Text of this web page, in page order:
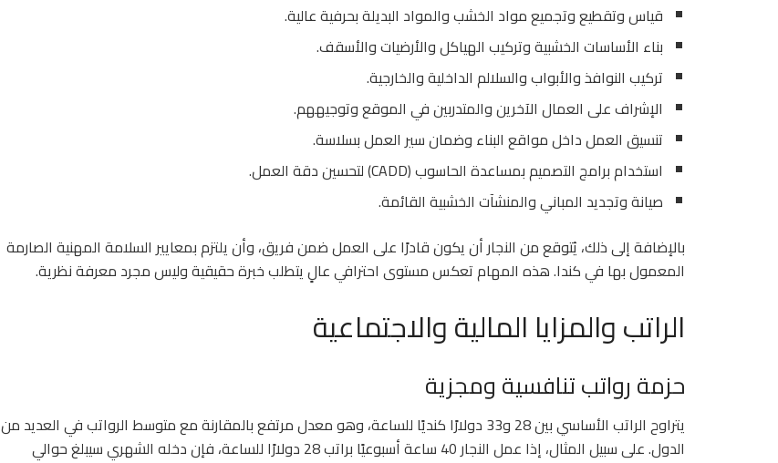
قياس وتقطيع وتجميع مواد الخشب والمواد البديلة بحرفية عالية.
بناء الأساسات الخشبية وتركيب الهياكل والأرضيات والأسقف.
تركيب النوافذ والأبواب والسلالم الداخلية والخارجية.
الإشراف على العمال الآخرين والمتدربين في الموقع وتوجيههم.
تنسيق العمل داخل مواقع البناء وضمان سير العمل بسلاسة.
استخدام برامج التصميم بمساعدة الحاسوب (CADD) لتحسين دقة العمل.
صيانة وتجديد المباني والمنشآت الخشبية القائمة.
بالإضافة إلى ذلك، يُتوقع من النجار أن يكون قادرًا على العمل ضمن فريق، وأن يلتزم بمعايير السلامة المهنية الصارمة
المعمول بها في كندا. هذه المهام تعكس مستوى احترافي عالٍ يتطلب خبرة حقيقية وليس مجرد معرفة نظرية.
الراتب والمزايا المالية والاجتماعية
حزمة رواتب تنافسية ومجزية
يتراوح الراتب الأساسي بين 28 و33 دولارًا كنديًا للساعة، وهو معدل مرتفع بالمقارنة مع متوسط الرواتب في العديد من
الدول. على سبيل المثال، إذا عمل النجار 40 ساعة أسبوعيًا براتب 28 دولارًا للساعة، فإن دخله الشهري سيبلغ حوالي